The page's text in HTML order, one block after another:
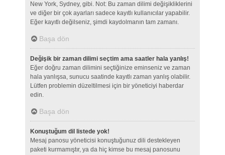
New York, Sydney, gibi. Not: Bu zaman dilimi değişikliklerini
ve diğer bir çok ayarları sadece kayıtlı kullanıcılar yapabilir.
Eğer kayıtlı değilseniz, şimdi kaydolmanın tam zamanı.
Başa dön
Değişik bir zaman dilimi seçtim ama saatler hala yanlış!
Eğer doğru zaman dilimini seçtiğinize eminseniz ve zaman
hala yanlışsa, sunucu saatinde kayıtlı zaman yanlış olabilir.
Lütfen problemin düzeltilmesi için bir yöneticiyi haberdar
edin.
Başa dön
Konuştuğum dil listede yok!
Mesaj panosu yöneticisi konuştuğunuz dili destekleyen
paketi kurmamıştır, ya da hiç kimse bu mesaj panosunu